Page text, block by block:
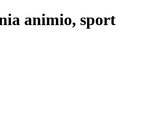
animio, sport